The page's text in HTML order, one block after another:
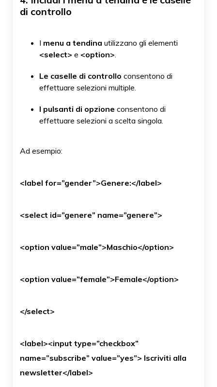
di controllo
I menu a tendina utilizzano gli elementi
<select> e <option>
Le caselle di controllo consentono di
effettuare selezioni multiple.
I pulsanti di opzione consentono di
effettuare selezioni a scelta singola.
Ad esempio:
<label for=”gender”>Genere:</label>
<select id=”genere” name=”genere”>
<option value=”male”>Maschio</option>
<option value=”female”>Female</option>
</select>
<label><input type=”checkbox”
name=”subscribe” value=”yes”> Iscriviti alla
newsletter</label>